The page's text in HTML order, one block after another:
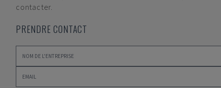
contacter.
PRENDRE CONTACT